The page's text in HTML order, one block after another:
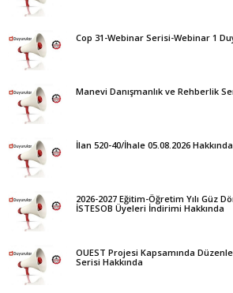
Cop 31-Webinar Serisi-Webinar 1
Manevi Danışmanlık ve Rehberlik
İlan 520-40/İhale 05.08.2026 Hakkında
2026-2027 Eğitim-Öğretim Yılı Güz
İSTESOB Üyeleri İndirimi Hakkında
OUEST Projesi Kapsamında
Serisi Hakkında